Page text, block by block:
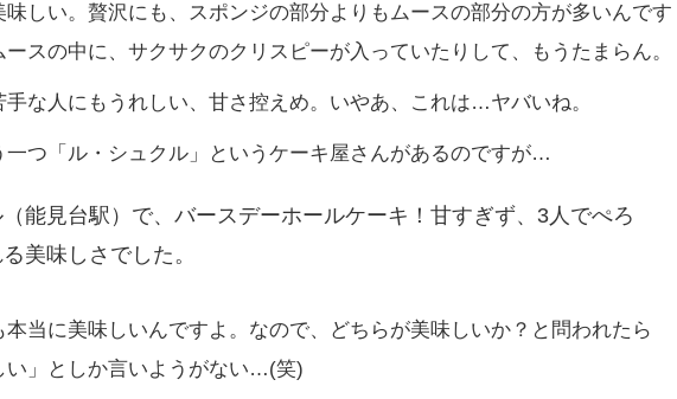
味しい。贅沢にも、スポンジの部分よりもムースの部分の方が多いんです
スの中に、サクサクのクリスピーが入っていたりして、もうたまらん。
な人にもうれしい、甘さ控えめ。いやあ、これは…ヤバいね。
一つ「ル・シュクル」というケーキ屋さんがあるのですが…
能見台駅）で、バースデーホールケーキ！甘すぎず、3人でぺろ
美味しさでした。
本当に美味しいんですよ。なので、どちらが美味しいか？と問われたら
い」としか言いようがない…(笑)